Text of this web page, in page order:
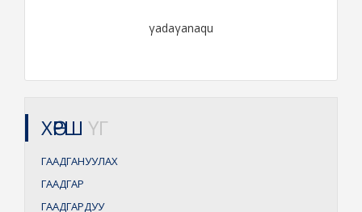
γadaγanaqu
ХӨРШ ҮГ
ГААДГАНУУЛАХ
ГААДГАР
ГААДГАРДУУ